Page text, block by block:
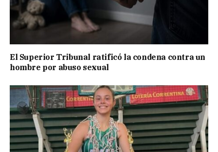
El Superior Tribunal ratificó la condena contra un
hombre por abuso sexual